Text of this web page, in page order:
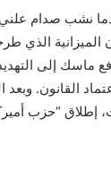
نشب صدام
الذي
ماسك إلى
القانون. وبعد
إطلاق “حزب